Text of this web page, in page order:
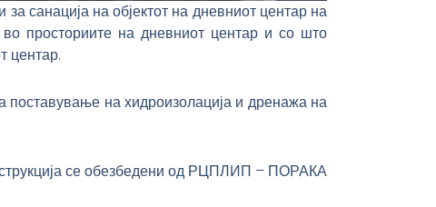
на објектот на дневниот центар на
просториите на дневниот центар и со што
центар.
на хидроизолација и дренажа на
се обезбедени од РЦПЛИП – ПОРАКА